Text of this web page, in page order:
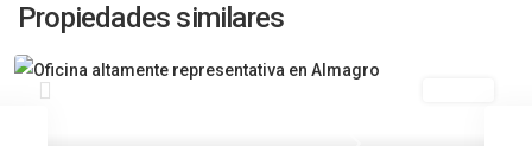
Propiedades similares